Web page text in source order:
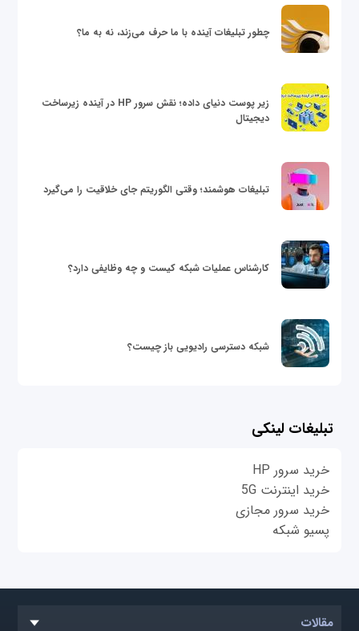
چطور تبلیغات آینده با ما حرف می‌زند، نه به ما؟
زیر پوست دنیای داده؛ نقش سرور HP در آینده زیرساخت
دیجیتال
تبلیغات هوشمند؛ وقتی الگوریتم جای خلاقیت را می‌گیرد
کارشناس عملیات شبکه کیست و چه وظایفی دارد؟
شبکه دسترسی رادیویی باز چیست؟
تبلیغات لینکی
خرید سرور HP
خرید اینترنت 5G
خرید سرور مجازی
پسیو شبکه
مقالات